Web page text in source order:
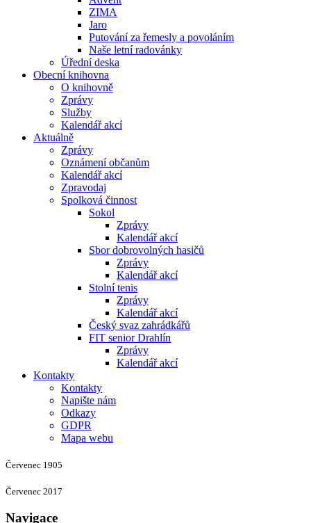
ZIMA
Jaro
Putování za řemesly a povoláním
Naše letní radovánky
Úřední deska
Obecní knihovna
O knihovně
Zprávy
Služby
Kalendář akcí
Aktuálně
Zprávy
Oznámení občanům
Kalendář akcí
Zpravodaj
Spolková činnost
Sokol
Zprávy
Kalendář akcí
Sbor dobrovolných hasičů
Zprávy
Kalendář akcí
Stolní tenis
Zprávy
Kalendář akcí
Český svaz zahrádkářů
FIT senior Drahlín
Zprávy
Kalendář akcí
Kontakty
Kontakty
Napište nám
Odkazy
GDPR
Mapa webu
Červenec 1905
Červenec 2017
Navigace